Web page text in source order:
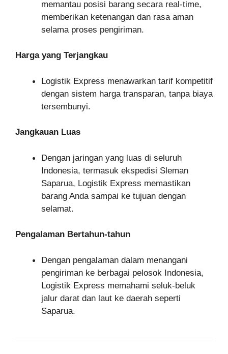
memantau posisi barang secara real-time,
memberikan ketenangan dan rasa aman
selama proses pengiriman.
Harga yang Terjangkau
Logistik Express menawarkan tarif kompetitif
dengan sistem harga transparan, tanpa biaya
tersembunyi.
Jangkauan Luas
Dengan jaringan yang luas di seluruh
Indonesia, termasuk ekspedisi Sleman
Saparua, Logistik Express memastikan
barang Anda sampai ke tujuan dengan
selamat.
Pengalaman Bertahun-tahun
Dengan pengalaman dalam menangani
pengiriman ke berbagai pelosok Indonesia,
Logistik Express memahami seluk-beluk
jalur darat dan laut ke daerah seperti
Saparua.